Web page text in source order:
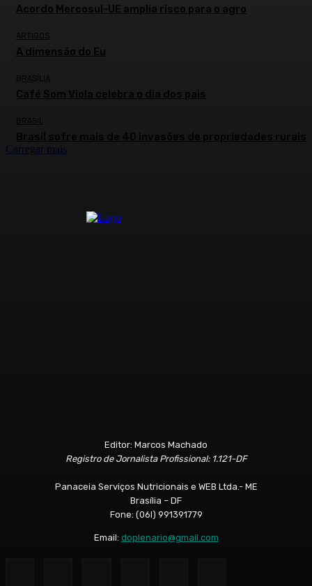
Acordo Mercosul-UE amplia risco para o agro
ARTIGOS
A dimensão do Eu
BRASÍLIA
Café Som Viola celebra o dia dos pais
BRASIL
Editor: Marcos Machado
Registro de Jornalista Profissional: 1.121-DF
Panaceia Serviços Nutricionais e WEB Ltda.- ME
Brasília – DF
Fone: (06l) 991391779
Email: doplenario@gmail.com